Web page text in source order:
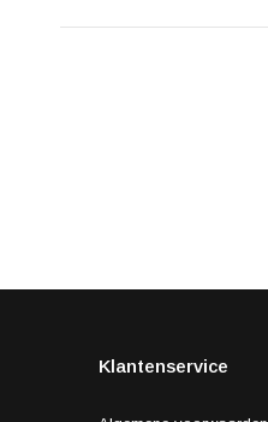
Klantenservice